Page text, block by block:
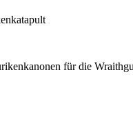
für die